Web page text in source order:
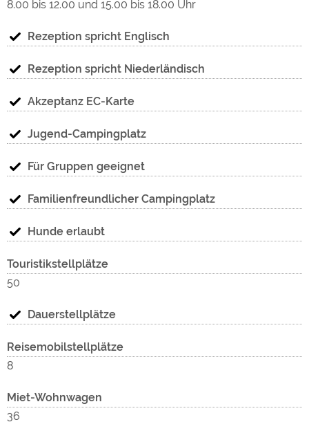
ausgezeichneten Wanderwegen, den Seen und den
8.00 bis 12.00 und 15.00 bis 18.00 Uhr
Rezeption spricht Englisch
Rezeption spricht Niederländisch
Akzeptanz EC-Karte
Jugend-Campingplatz
Für Gruppen geeignet
Familienfreundlicher Campingplatz
Hunde erlaubt
Touristikstellplätze
50
Dauerstellplätze
Reisemobilstellplätze
8
Miet-Wohnwagen
36